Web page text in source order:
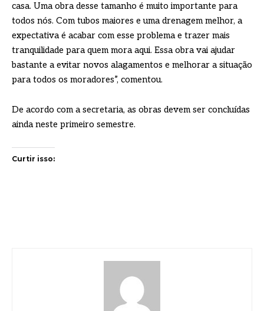
casa. Uma obra desse tamanho é muito importante para
todos nós. Com tubos maiores e uma drenagem melhor, a
expectativa é acabar com esse problema e trazer mais
tranquilidade para quem mora aqui. Essa obra vai ajudar
bastante a evitar novos alagamentos e melhorar a situação
para todos os moradores”, comentou.
De acordo com a secretaria, as obras devem ser concluídas
ainda neste primeiro semestre.
Curtir isso: